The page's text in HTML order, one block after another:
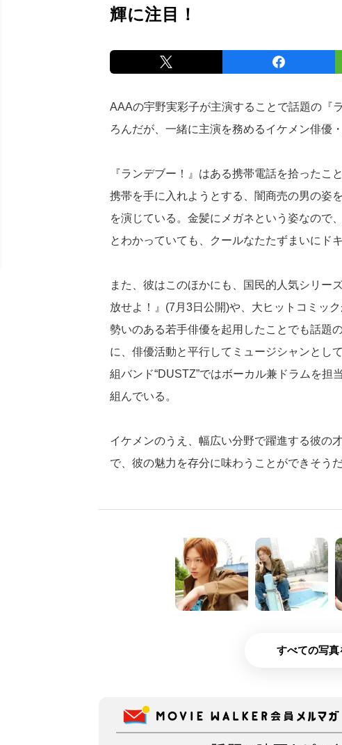
輝に注目！
AAAの宇野実彩子が主演することで話題の『
ろんだが、一緒に主演を務めるイケメン俳優
『ランデブー！』はある携帯電話を拾った
携帯を手に入れようとする、闇商売の男の姿
を演じている。金髪にメガネという姿なので
とわかっていても、クールなたたずまいにド
また、彼はこのほかにも、国民的人気シリー
放せよ！』(7月3日公開)や、大ヒットコミッ
勢いのある若手俳優を起用したことでも話題
に、俳優活動と平行してミュージシャンとし
組バンド“DUSTZ”ではボーカル兼ドラムを担
組んでいる。
イケメンのうえ、幅広い分野で躍進する彼の
で、彼の魅力を存分に味わうことができそう
すべての写